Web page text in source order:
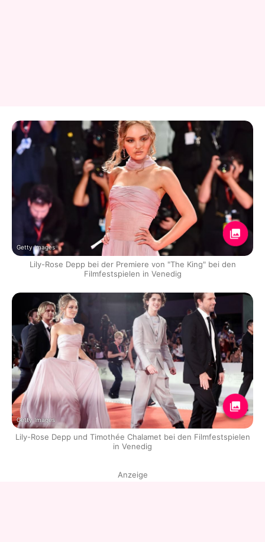
Getty Images
Lily-Rose Depp bei der Premiere von "The King" bei den
Filmfestspielen in Venedig
Getty Images
Lily-Rose Depp und Timothée Chalamet bei den Filmfestspielen
in Venedig
Anzeige